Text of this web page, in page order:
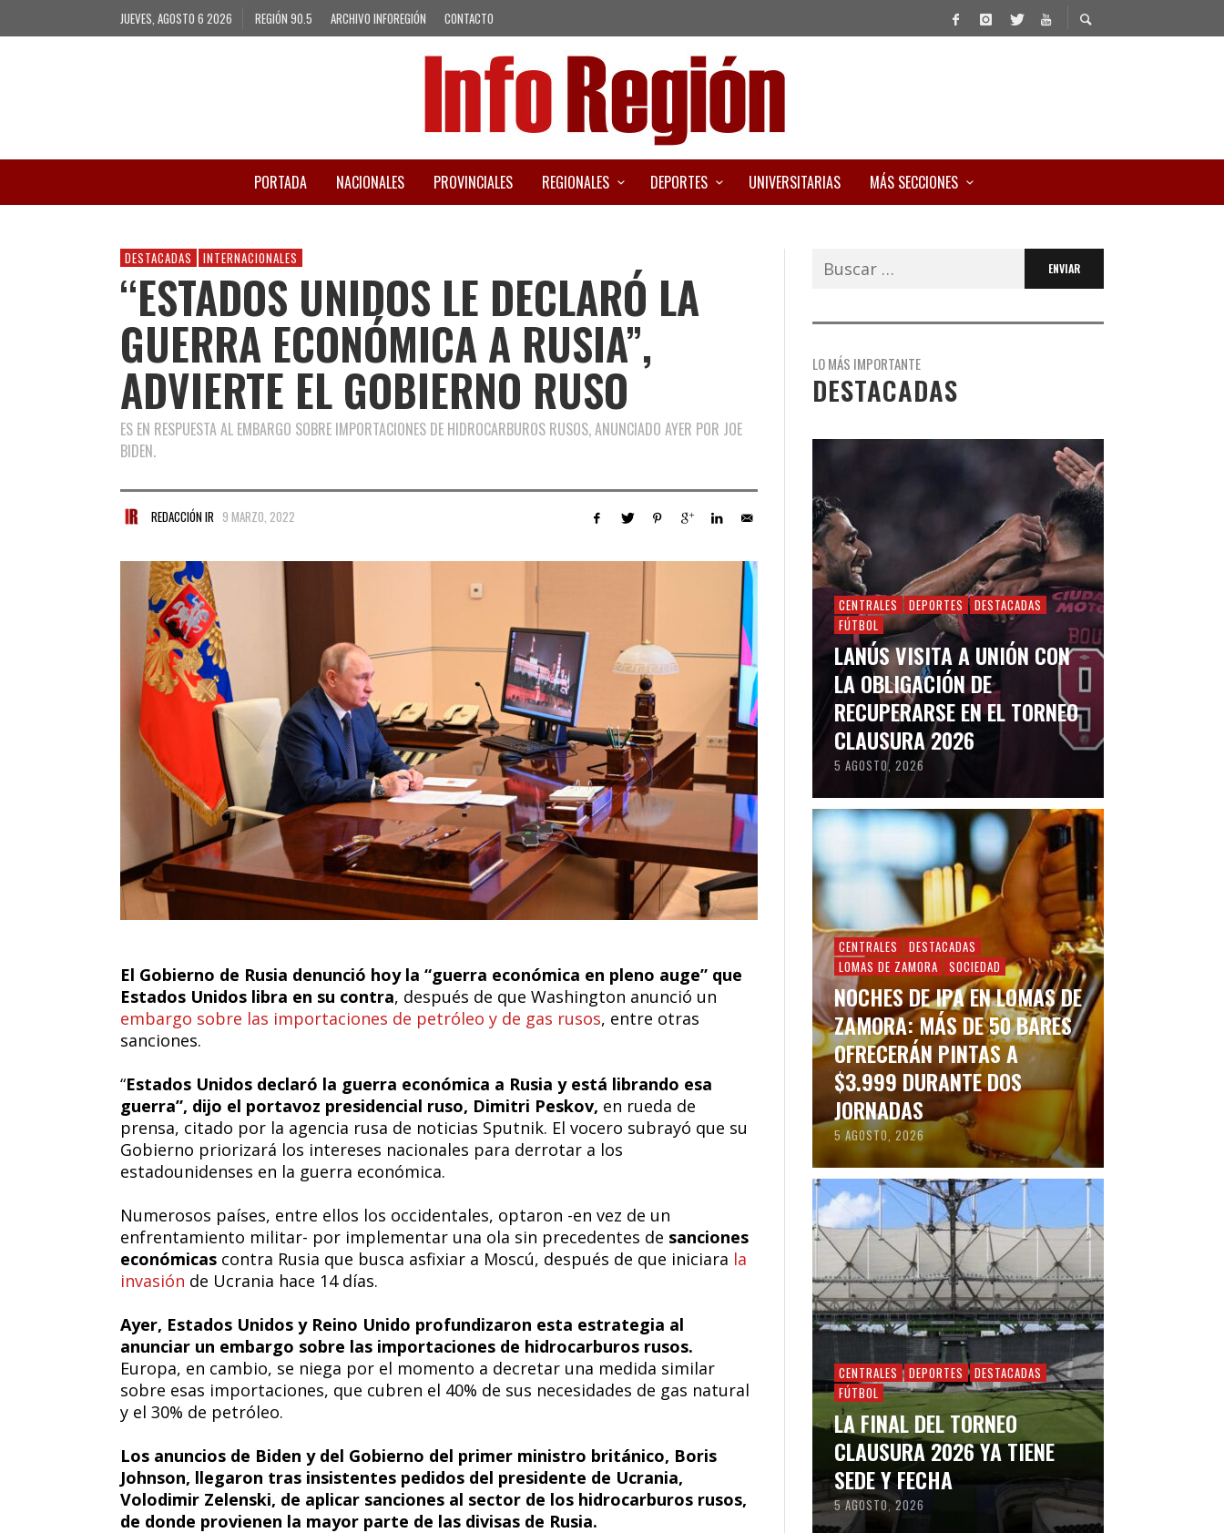
JUEVES, AGOSTO 6 2026 REGIÓN 90.5 ARCHIVO INFOREGIÓN CONTACTO
PORTADA NACIONALES PROVINCIALES REGIONALES DEPORTES UNIVERSITARIAS MÁS SECCIONES
DESTACADAS INTERNACIONALES
“ESTADOS UNIDOS LE DECLARÓ LA
GUERRA ECONÓMICA A RUSIA”,
ADVIERTE EL GOBIERNO RUSO
ES EN RESPUESTA AL EMBARGO SOBRE IMPORTACIONES DE HIDROCARBUROS RUSOS, ANUNCIADO AYER POR JOE
BIDEN.
REDACCIÓN IR 9 MARZO, 2022
El Gobierno de Rusia denunció hoy la “guerra económica en pleno auge” que
Estados Unidos libra en su contra, después de que Washington anunció un
embargo sobre las importaciones de petróleo y de gas rusos, entre otras
sanciones.
“Estados Unidos declaró la guerra económica a Rusia y está librando esa
guerra”, dijo el portavoz presidencial ruso, Dimitri Peskov, en rueda de
prensa, citado por la agencia rusa de noticias Sputnik. El vocero subrayó que su
Gobierno priorizará los intereses nacionales para derrotar a los
estadounidenses en la guerra económica.
Numerosos países, entre ellos los occidentales, optaron -en vez de un
enfrentamiento militar- por implementar una ola sin precedentes de sanciones
económicas contra Rusia que busca asfixiar a Moscú, después de que iniciara la
invasión de Ucrania hace 14 días.
Ayer, Estados Unidos y Reino Unido profundizaron esta estrategia al
anunciar un embargo sobre las importaciones de hidrocarburos rusos.
Europa, en cambio, se niega por el momento a decretar una medida similar
sobre esas importaciones, que cubren el 40% de sus necesidades de gas natural
y el 30% de petróleo.
Los anuncios de Biden y del Gobierno del primer ministro británico, Boris
Johnson, llegaron tras insistentes pedidos del presidente de Ucrania,
Volodimir Zelenski, de aplicar sanciones al sector de los hidrocarburos rusos,
de donde provienen la mayor parte de las divisas de Rusia.
Buscar:
LO MÁS IMPORTANTE
DESTACADAS
CENTRALES DEPORTES
DESTACADAS
FÚTBOL
LANÚS VISITA A UNIÓN CON
LA OBLIGACIÓN DE
RECUPERARSE EN EL TORNEO
CLAUSURA 2026
5 AGOSTO, 2026
CENTRALES
DESTACADAS
LOMAS DE ZAMORA
SOCIEDAD
NOCHES DE IPA EN LOMAS DE
ZAMORA: MÁS DE 50 BARES
OFRECERÁN PINTAS A
$3.999 DURANTE DOS
JORNADAS
5 AGOSTO, 2026
CENTRALES DEPORTES
DESTACADAS
FÚTBOL
LA FINAL DEL TORNEO
CLAUSURA 2026 YA TIENE
SEDE Y FECHA
5 AGOSTO, 2026